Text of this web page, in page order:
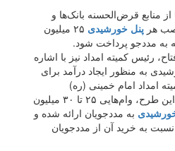
منابع قرض‌الحسنه بانک‌ها و
هر پنل خورشیدی
۲۵ میلیون
به مددجو پرداخت شود.
رئیس کمیته امداد نیز با اشاره
به منظور ایجاد درآمد برای
امداد امام خمینی (ره)
خاطرنشان کرده بود که در این طرح، وام‌هایی ۲۵ تا ۳۰ میلیون
به مددجویان ارائه شده و
به خرید آن از مددجویان